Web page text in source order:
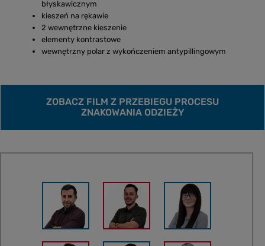
błyskawicznym
kieszeń na rękawie
2 wewnętrzne kieszenie
elementy kontrastowe
wewnętrzny polar z wykończeniem antypillingowym
ZOBACZ FILM Z PRZEBIEGU PROCESU
ZNAKOWANIA ODZIEŻY